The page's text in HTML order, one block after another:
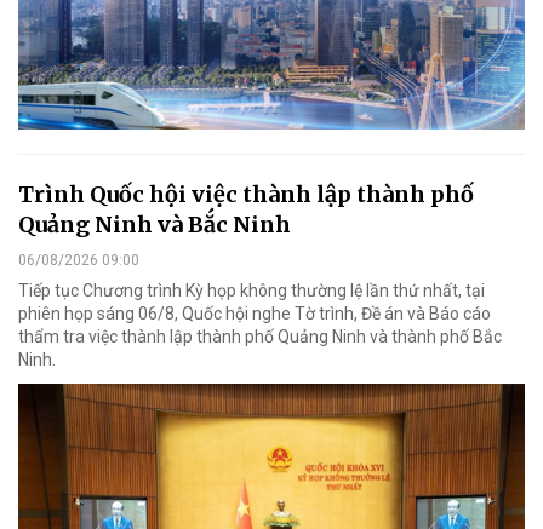
Trình Quốc hội việc thành lập thành phố
Quảng Ninh và Bắc Ninh
06/08/2026 09:00
Tiếp tục Chương trình Kỳ họp không thường lệ lần thứ nhất, tại
phiên họp sáng 06/8, Quốc hội nghe Tờ trình, Đề án và Báo cáo
thẩm tra việc thành lập thành phố Quảng Ninh và thành phố Bắc
Ninh.